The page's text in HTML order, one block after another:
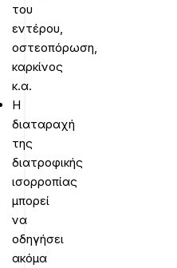
του
εντέρου,
οστεοπόρωση,
καρκίνος
κ.α.
Η
διαταραχή
της
διατροφικής
ισορροπίας
μπορεί
να
οδηγήσει
ακόμα